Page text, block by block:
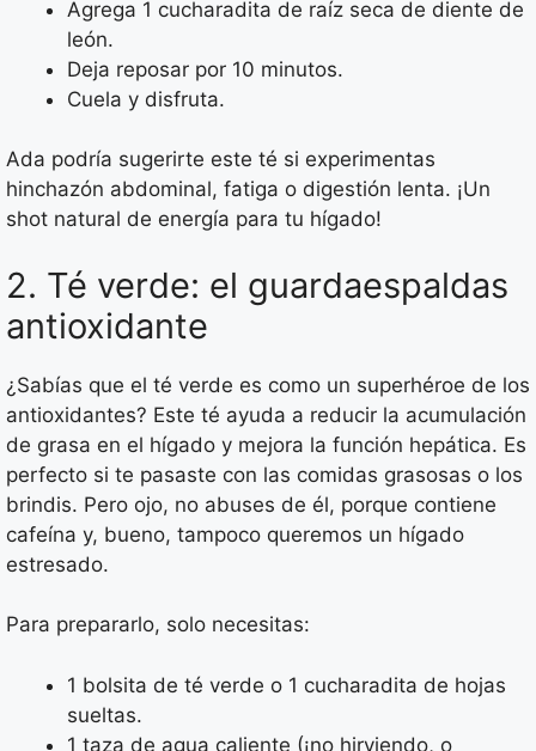
Agrega 1 cucharadita de raíz seca de diente de
león.
Deja reposar por 10 minutos.
Cuela y disfruta.
Ada podría sugerirte este té si experimentas
hinchazón abdominal, fatiga o digestión lenta. ¡Un
shot natural de energía para tu hígado!
2. Té verde: el guardaespaldas
antioxidante
¿Sabías que el té verde es como un superhéroe de los
antioxidantes? Este té ayuda a reducir la acumulación
de grasa en el hígado y mejora la función hepática. Es
perfecto si te pasaste con las comidas grasosas o los
brindis. Pero ojo, no abuses de él, porque contiene
cafeína y, bueno, tampoco queremos un hígado
estresado.
Para prepararlo, solo necesitas:
1 bolsita de té verde o 1 cucharadita de hojas
sueltas.
1 taza de agua caliente (¡no hirviendo, o